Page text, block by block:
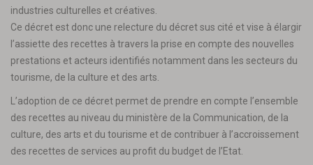
industries culturelles et créatives.
Ce décret est donc une relecture du décret sus cité et vise à élargir
l’assiette des recettes à travers la prise en compte des nouvelles
prestations et acteurs identifiés notamment dans les secteurs du
tourisme, de la culture et des arts.
L’adoption de ce décret permet de prendre en compte l’ensemble
des recettes au niveau du ministère de la Communication, de la
culture, des arts et du tourisme et de contribuer à l’accroissement
des recettes de services au profit du budget de l’Etat.